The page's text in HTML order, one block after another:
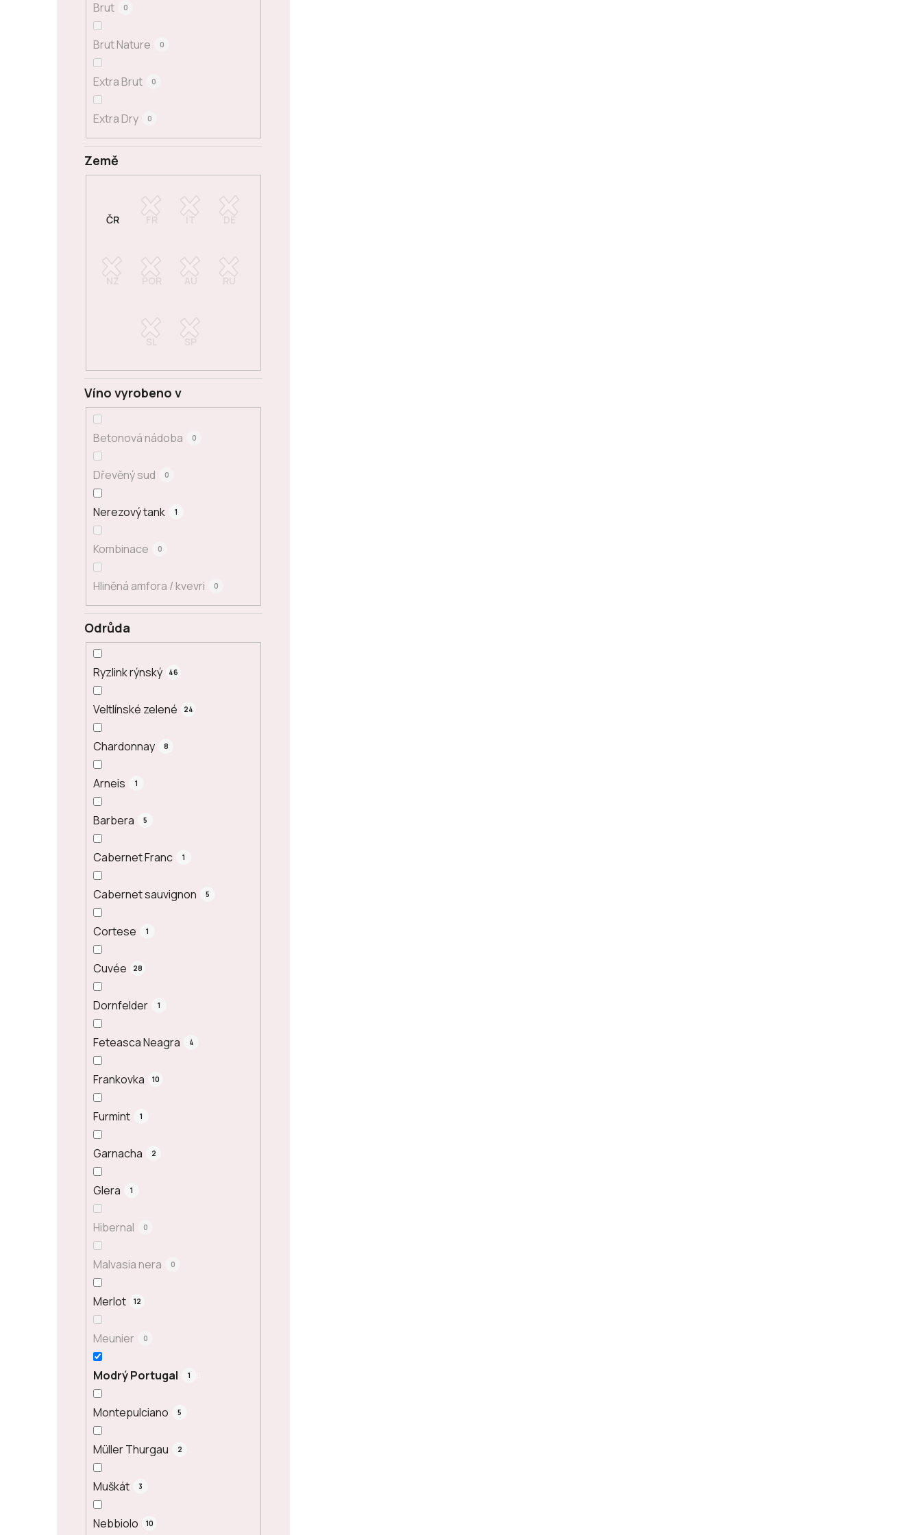
Odrůda
Ryzlink rýnský 46
Veltlínské zelené 24
Chardonnay 8
Arneis 1
Barbera 5
Cabernet Franc 1
Cabernet sauvignon 5
Cortese 1
Cuvée 28
Dornfelder 1
Feteasca Neagra 4
Frankovka 10
Furmint 1
Garnacha 2
Glera 1
Hibernal 0
Malvasia nera 0
Merlot 12
Meunier 0
Modrý Portugal 1
Montepulciano 5
Müller Thurgau 2
Muškát 3
Nebbiolo 10
Země
Brut 0
Brut Nature 0
Extra Brut 0
Extra Dry 0
Víno vyrobeno v
Betonová nádoba 0
Dřevěný sud 0
Nerezový tank 1
Kombinace 0
Hliněná amfora / kvevri 0